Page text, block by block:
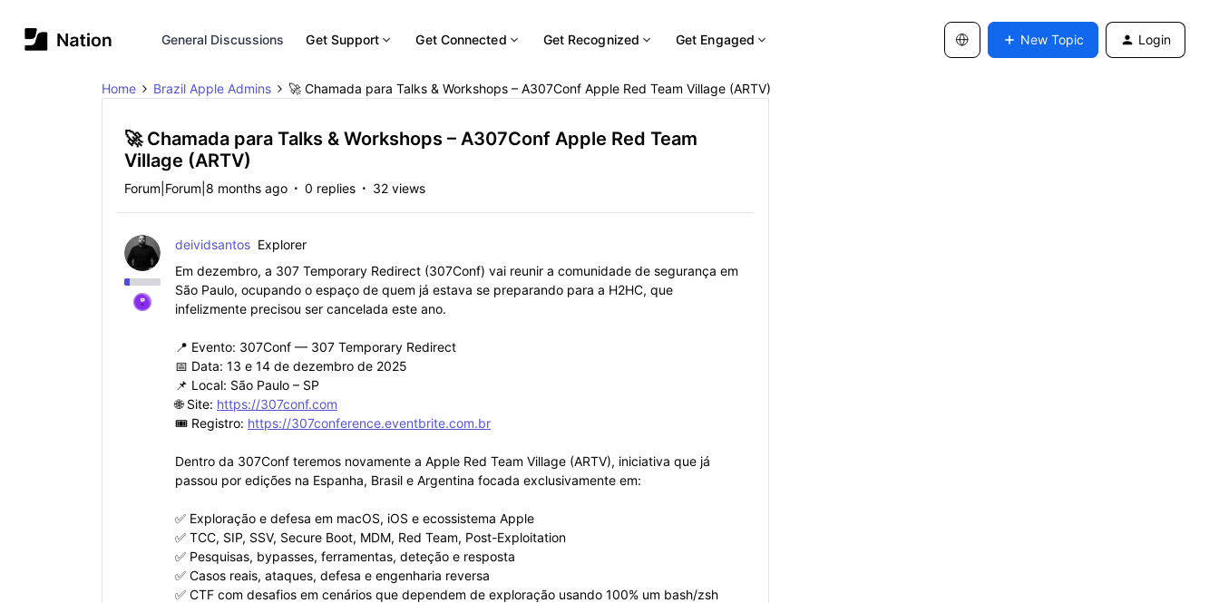
General Discussions Get Support Get Connected Get Recognized Get Engaged New Topic Login
Home Brazil Apple Admins 🚀 Chamada para Talks & Workshops – A307Conf Apple Red Team Village (ARTV)
🚀 Chamada para Talks & Workshops – A307Conf Apple Red Team
Village (ARTV)
Forum|Forum|8 months ago 0 replies 32 views
deividsantos Explorer
Em dezembro, a 307 Temporary Redirect (307Conf) vai reunir a comunidade de segurança em
São Paulo, ocupando o espaço de quem já estava se preparando para a H2HC, que
infelizmente precisou ser cancelada este ano.
📍 Evento: 307Conf — 307 Temporary Redirect
📅 Data: 13 e 14 de dezembro de 2025
📌 Local: São Paulo – SP
🌐 Site: https://307conf.com
🎟️ Registro: https://307conference.eventbrite.com.br
Dentro da 307Conf teremos novamente a Apple Red Team Village (ARTV), iniciativa que já
passou por edições na Espanha, Brasil e Argentina focada exclusivamente em:
✅ Exploração e defesa em macOS, iOS e ecossistema Apple
✅ TCC, SIP, SSV, Secure Boot, MDM, Red Team, Post-Exploitation
✅ Pesquisas, bypasses, ferramentas, deteção e resposta
✅ Casos reais, ataques, defesa e engenharia reversa
✅ CTF com desafios em cenários que dependem de exploração usando 100% um bash/zsh